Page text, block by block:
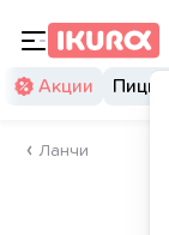
Акции Пицца
Ланчи